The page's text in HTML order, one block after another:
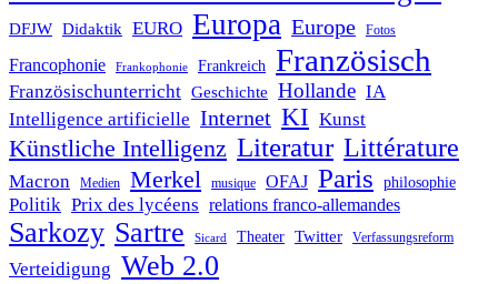
DFJW Didaktik EURO Europa Europe Fotos
Francophonie Frankophonie Frankreich Französisch
Französischunterricht Geschichte Hollande IA
Intelligence artificielle Internet KI Kunst
Künstliche Intelligenz Literatur Littérature
Macron Medien Merkel musique OFAJ Paris philosophie
Politik Prix des lycéens relations franco-allemandes
Sarkozy Sartre Sicard Theater Twitter Verfassungsreform
Verteidigung Web 2.0